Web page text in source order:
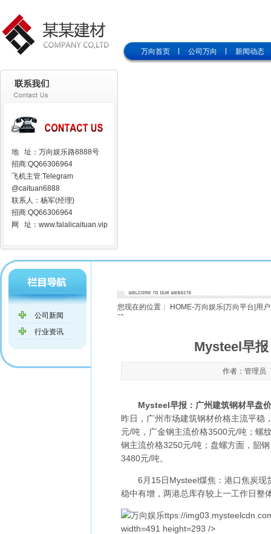
万向首页 公司万向 新闻动态
地 址：万向娱乐路8888号
招商:QQ66306964
飞机主管:Telegram
@caituan6888
联系人：杨军(经理)
招商:QQ66306964
网 址：www.falalicaituan.vip
公司新闻
行业资讯
您现在的位置：
HOME-万向娱乐|万向平台|用
稳
Mysteel早
作者：管理
Mysteel早报：广州建筑钢材早盘
昨日，广州市场建筑钢材价格主流平
元/吨，广金钢主流价格3500元/吨；螺
钢主流价格3250元/吨；盘螺方面，韶
3480元/吨。
6月15日Mysteel煤焦：港口焦炭现
稳中有增，两港总库存较上一工作日整
万向娱乐ttps://
width=491 height=293 />